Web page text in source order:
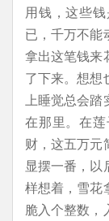
用钱，这些
已，千万不能
拿出这笔钱来
了下来。想想
上睡觉总会踏
在那里。在
财，这五万元
显摆一番，以
样想着，雪花
脆入个整数，